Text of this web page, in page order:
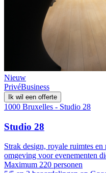
Nieuw
PrivéBusiness
Ik wil een offerte
1000 Bruxelles - Studio 28
Studio 28
Strak design, royale ruimtes
omgeving voor evenementen
Maximum 220 personen